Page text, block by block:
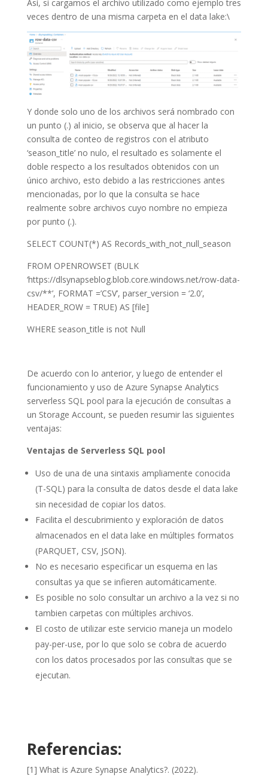
Así, si cargamos el archivo utilizado como ejemplo tres
veces dentro de una misma carpeta en el data lake:\
Y donde solo uno de los archivos será nombrado con
un punto (.) al inicio, se observa que al hacer la
consulta de conteo de registros con el atributo
‘season_title’ no nulo, el resultado es solamente el
doble respecto a los resultados obtenidos con un
único archivo, esto debido a las restricciones antes
mencionadas, por lo que la consulta se hace
realmente sobre archivos cuyo nombre no empieza
por punto (.).
SELECT COUNT(*) AS Records_with_not_null_season
FROM OPENROWSET (BULK
‘https://dlsynapseblog.blob.core.windows.net/row-data-
csv/**’, FORMAT =’CSV’, parser_version = ‘2.0’,
HEADER_ROW = TRUE) AS [file]
WHERE season_title is not Null
De acuerdo con lo anterior, y luego de entender el
funcionamiento y uso de Azure Synapse Analytics
serverless SQL pool para la ejecución de consultas a
un Storage Account, se pueden resumir las siguientes
ventajas:
Ventajas de Serverless SQL pool
Uso de una de una sintaxis ampliamente conocida
(T-SQL) para la consulta de datos desde el data lake
sin necesidad de copiar los datos.
Facilita el descubrimiento y exploración de datos
almacenados en el data lake en múltiples formatos
(PARQUET, CSV, JSON).
No es necesario especificar un esquema en las
consultas ya que se infieren automáticamente.
Es posible no solo consultar un archivo a la vez si no
tambien carpetas con múltiples archivos.
El costo de utilizar este servicio maneja un modelo
pay-per-use, por lo que solo se cobra de acuerdo
con los datos procesados por las consultas que se
ejecutan.
Referencias:
[1] What is Azure Synapse Analytics?. (2022).